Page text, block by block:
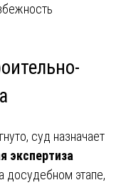
суд назначает
экспертиза
досудебном этапе,